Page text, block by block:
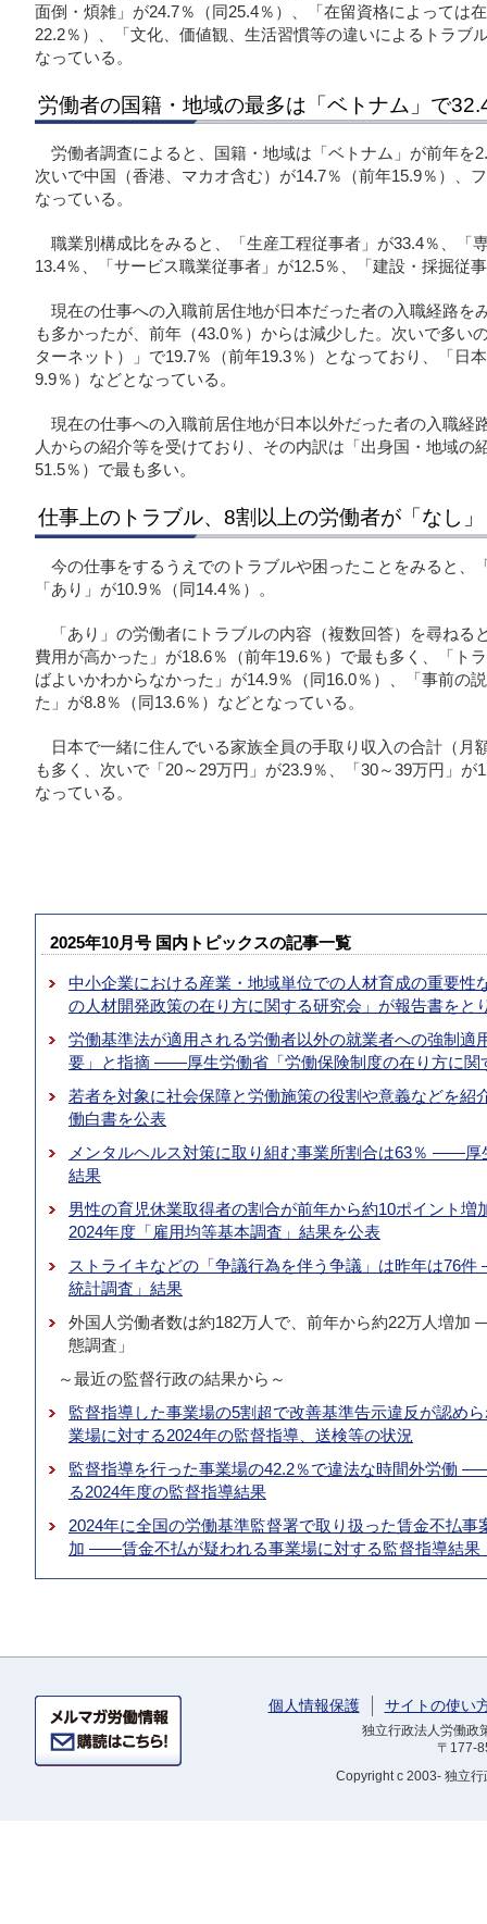
面倒・煩雑」が24.7％（同25.4％）、「在留資格によっては
22.2％）、「文化、価値観、生活習慣等の違いによるトラブ
なっている。
労働者の国籍・地域の最多は「ベトナム」で
労働者調査によると、国籍・地域は「ベトナム」が前年を
次いで中国（香港、マカオ含む）が14.7％（前年15.9％）、
なっている。
職業別構成比をみると、「生産工程従事者」が33.4％、「
13.4％、「サービス職業従事者」が12.5％、「建設・採掘従
現在の仕事への入職前居住地が日本だった者の入職経路を
も多かったが、前年（43.0％）からは減少した。次いで多い
ターネット）」で19.7％（前年19.3％）となっており、「日
9.9％）などとなっている。
現在の仕事への入職前居住地が日本以外だった者の入職経
人からの紹介等を受けており、その内訳は「出身国・地域の
51.5％）で最も多い。
仕事上のトラブル、8割以上の労働者が「なし」
今の仕事をするうえでのトラブルや困ったことをみると、
「あり」が10.9％（同14.4％）。
「あり」の労働者にトラブルの内容（複数回答）を尋ね
費用が高かった」が18.6％（前年19.6％）で最も多く、「ト
ばよいかわからなかった」が14.9％（同16.0％）、「事前の
た」が8.8％（同13.6％）などとなっている。
日本で一緒に住んでいる家族全員の手取り収入の合計（月
も多く、次いで「20～29万円」が23.9％、「30～39万円」
なっている。
2025年10月号 国内トピックスの記事一覧
中小企業における産業・地域単位での人材育成の重要
の人材開発政策の在り方に関する研究会」が報告書をと
労働基準法が適用される労働者以外の就業者への強制適
要」と指摘 ――厚生労働省「労働保険制度の在り方に関
若者を対象に社会保障と労働施策の役割や意義などを
働白書を公表
メンタルヘルス対策に取り組む事業所割合は63％ ――厚
結果
男性の育児休業取得者の割合が前年から約10ポイント
2024年度「雇用均等基本調査」結果を公表
ストライキなどの「争議行為を伴う争議」は昨年は76
統計調査」結果
外国人労働者数は約182万人で、前年から約22万人増
態調査」
～最近の監督行政の結果から～
監督指導した事業場の5割超で改善基準告示違反が認
業場に対する2024年の監督指導、送検等の状況
監督指導を行った事業場の42.2％で違法な時間外労働
る2024年度の監督指導結果
2024年に全国の労働基準監督署で取り扱った賃金不払事
加 ――賃金不払が疑われる事業場に対する監督指導結果
個人情報保護 サイトの使い
独立行政法人労働
〒177-
Copyrightc 2003- 独立行